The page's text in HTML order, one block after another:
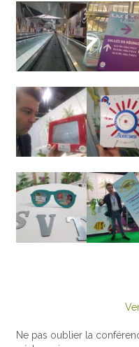
Ne pas oublier la